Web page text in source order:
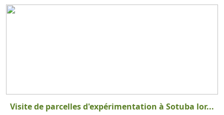
Visite de parcelles d'expérimentation à Sotuba lor...